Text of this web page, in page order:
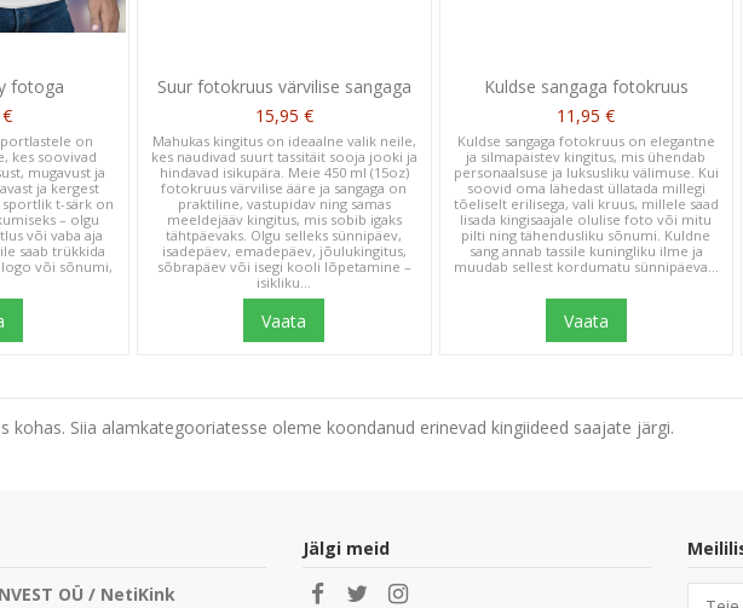
fotoga
on
kes soovivad
mugavust ja
ja kergest
t-särk on
– olgu
või vaba aja
saab trükkida
või sõnumi,
Suur fotokruus värvilise sangaga
15,95 €
Mahukas kingitus on ideaalne valik neile,
kes naudivad suurt tassitäit sooja jooki ja
hindavad isikupära. Meie 450 ml (15oz)
fotokruus värvilise ääre ja sangaga on
praktiline, vastupidav ning samas
meeldejääv kingitus, mis sobib igaks
tähtpäevaks. Olgu selleks sünnipäev,
isadepäev, emadepäev, jõulukingitus,
sõbrapäev või isegi kooli lõpetamine –
isikliku...
Vaata
Kuldse sangaga fotokruus
11,95 €
Kuldse sangaga fotokruus on elegantne
ja silmapaistev kingitus, mis ühendab
personaalsuse ja luksusliku välimuse. Kui
soovid oma lähedast üllatada millegi
tõeliselt erilisega, vali kruus, millele saad
lisada kingisaajale olulise foto või mitu
pilti ning tähendusliku sõnumi. Kuldne
sang annab tassile kuningliku ilme ja
muudab sellest kordumatu sünnipäeva...
Vaata
Siia alamkategooriatesse oleme koondanud erinevad kingiideed saajate järgi.
OÜ / NetiKink
Jälgi meid